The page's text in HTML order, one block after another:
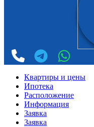
Квартиры и цены
Ипотека
Расположение
Информация
Заявка
Заявка